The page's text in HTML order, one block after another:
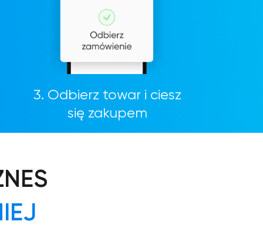
3. Odbierz towar i ciesz
się zakupem